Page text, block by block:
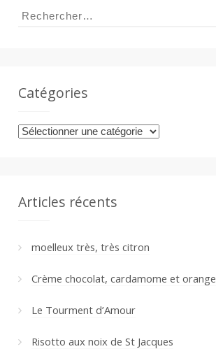
Rechercher :
Catégories
Catégories
Articles récents
moelleux très, très citron
Crème chocolat, cardamome et orange
Le Tourment d’Amour
Risotto aux noix de St Jacques